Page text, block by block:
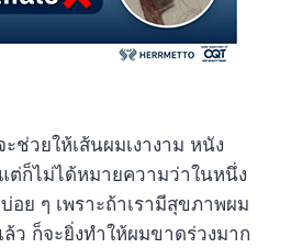
ช่วยให้เส้นผมเงางาม หนัง
ต่ก็ไม่ได้หมายความว่าในหนึ่ง
อย ๆ เพราะถ้าเรามีสุขภาพผม
ว ก็จะยิ่งทำให้ผมขาดร่วงมาก